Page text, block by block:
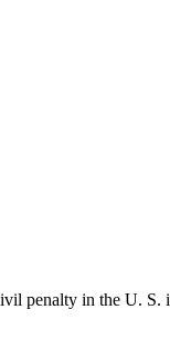
penalty in the U.